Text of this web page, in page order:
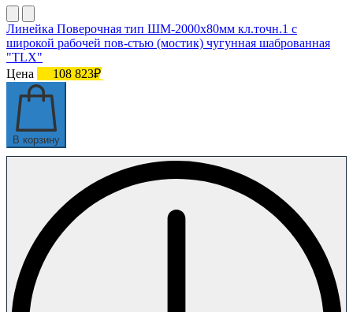
Линейка Поверочная тип ШМ-2000х80мм кл.точн.1 с
широкой рабочей пов-стью (мостик) чугунная шаброванная
"TLX"
Цена
108 823₽
В корзину